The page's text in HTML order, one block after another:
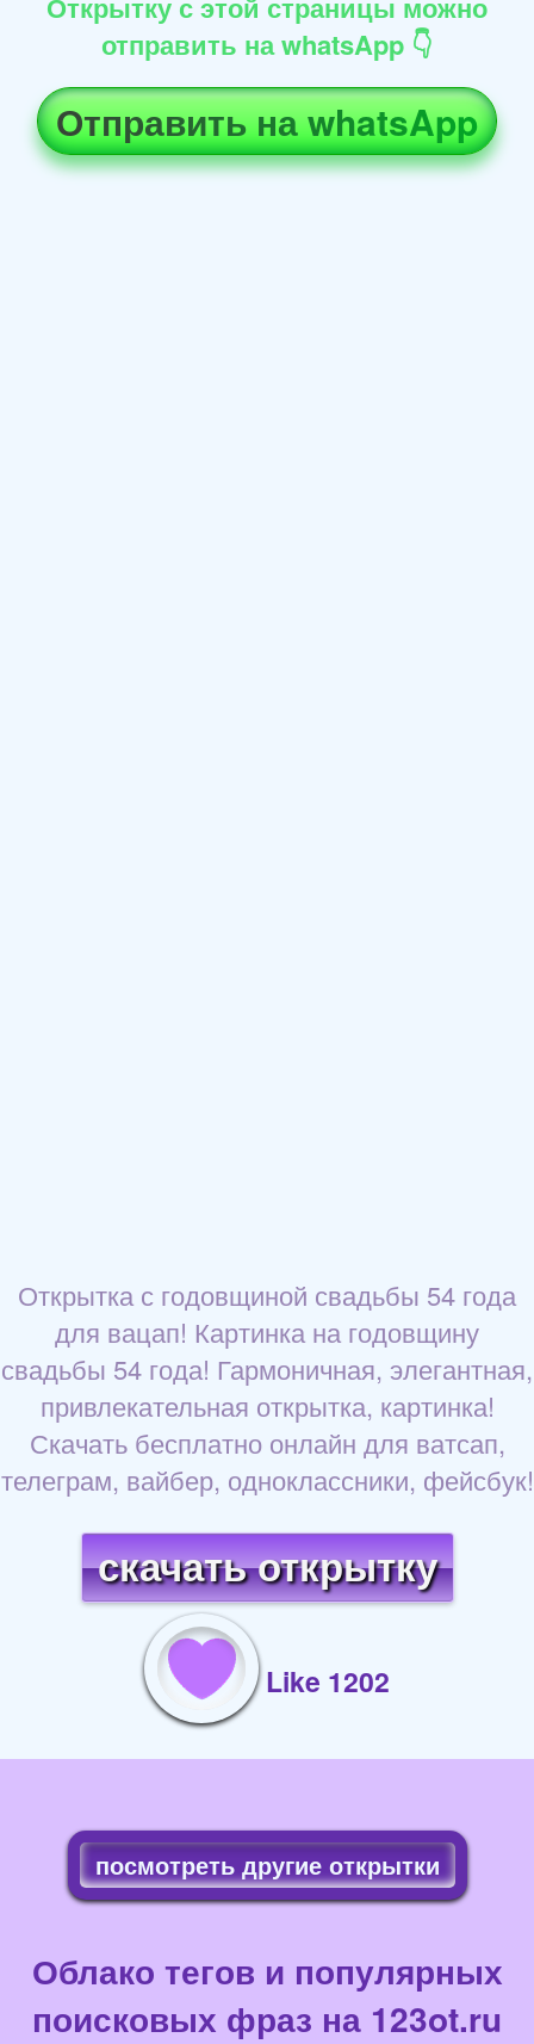
отправить на whatsApp 👇
Отправить на whatsApp
Открытка с годовщиной свадьбы 54 года
для вацап! Картинка на годовщину
свадьбы 54 года! Гармоничная, элегантная,
привлекательная открытка, картинка!
Скачать бесплатно онлайн для ватсап,
телеграм, вайбер, одноклассники, фейсбук!
скачать открытку
Like 1202
посмотреть другие открытки
Облако тегов и популярных
поисковых фраз на 123ot.ru